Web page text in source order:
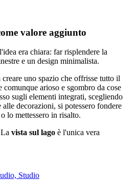
valore aggiunto
era chiara: far risplendere la
e un design minimalista.
uno spazio che offrisse tutto il
comunque arioso e sgombro da cose
sugli elementi integrati, scegliendo
decorazioni, si potessero fondere
lo mettessero in risalto.
vista sul lago è l'unica vera